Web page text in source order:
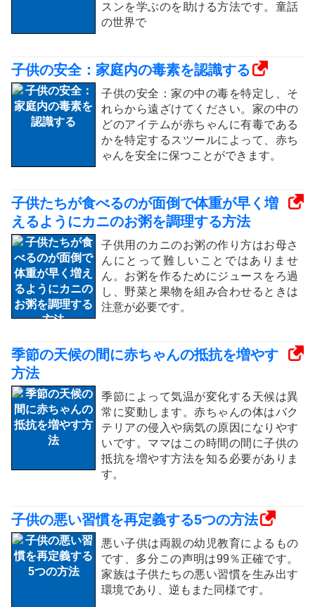
スンを学ぶのを助ける方法です。童話
の世界で
子供の安全：家庭内の毒素を認識する
子供の安全：家の中の毒を特定し、そ
れらから遠ざけてください。家の中の
どのアイテムが赤ちゃんに有毒である
かを特定するスツールによって、赤ち
ゃんを安全に保つことができます。
子供たちが食べるのが面倒で体重が早く増
えるようにカニのお粥を調理する方法
子供用のカニのお粥の作り方はお母さ
んにとって難しいことではありませ
ん。お粥を作るためにジュースをろ過
し、野菜と果物を組み合わせるときは
注意が必要です。
季節の天候の間に赤ちゃんの抵抗を増やす
方法
季節によって気温が変化する天候は異
常に変動します。赤ちゃんの体はバク
テリアの侵入や病気の原因になりやす
いです。ママはこの時間の間に子供の
抵抗を増やす方法を知る必要がありま
す。
子供の悪い習慣を再定義する5つの方法
悪い子供は両親の幼児教育によるもの
です、多分この声明は99％正確です。
家族は子供たちの悪い習慣を生み出す
環境であり、逆もまた同様です。